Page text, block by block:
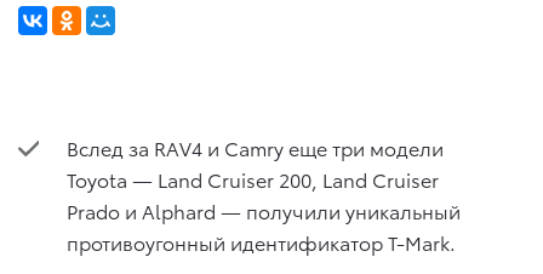
Вслед за RAV4 и Camry еще три модели
Toyota — Land Cruiser 200, Land Cruiser
Prado и Alphard — получили уникальный
противоугонный идентификатор T-Mark.